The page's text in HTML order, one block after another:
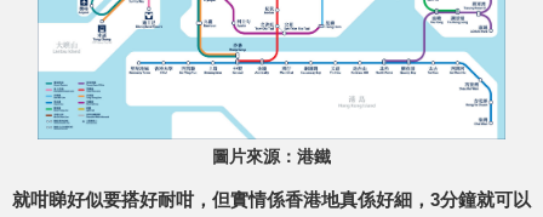
圖片來源：港鐵
就咁睇好似要搭好耐咁，但實情係香港地真係好細，3分鐘就可以